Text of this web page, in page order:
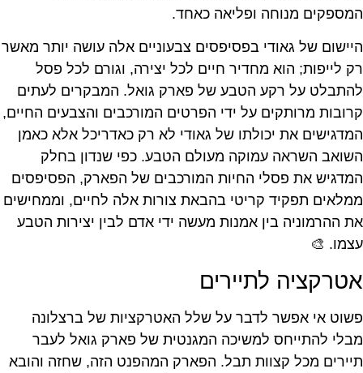
המספקים מנוחה ופליאה כאחד.
היישום של גאודי בפסיפסים צבעוניים אלה עושה יותר מאשר
רק לייפות; הוא מחדיר חיים לכל יצירה, וגורם לכל פסל
להתבלט על רקע הטבע של פארק גואל. המבקרים לעתים
קרובות מרותקים על ידי הפרטים המורכבים והצבעים החיים,
המדגישים את יכולתו של גאודי לא רק כאדריכל אלא כאמן
השואב השראה עמוקה מעולם הטבע. כפי שנדון בחלק
המדגיש את פסלי החיות המורכבים של הפארק, הפסיפסים
ממלאים תפקיד קריטי בהבאת צורות אלה לחיים, וממחישים
את ההרמוניה בין אמנות מעשה ידי אדם לבין יצירות הטבע
עצמו. 🎨
אטרקציה לתיירים
פשוט אי אפשר לדבר על שלל האטרקציות של ברצלונה
מבלי להתייחס למשיכה המגנטית של פארק גואל לעבר
תיירים מכל קצוות תבל. הפארק המהפנט הזה, שחזה והובא